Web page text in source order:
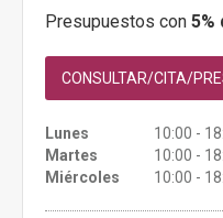
Presupuestos con 5%
CONSULTAR/CITA/
Lunes
10:00 -
Martes
10:00 -
Miércoles
10:00 -